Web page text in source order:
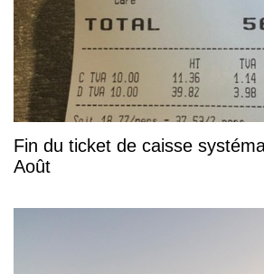
Fin du ticket de caisse
Août